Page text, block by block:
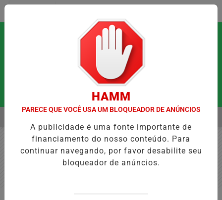
EM ALTA
HAMM
PARECE QUE VOCÊ USA UM BLOQUEADOR DE ANÚNCIOS
A publicidade é uma fonte importante de
financiamento do nosso conteúdo. Para
continuar navegando, por favor desabilite seu
bloqueador de anúncios.